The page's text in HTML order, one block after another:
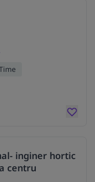
inginer hortic
centru